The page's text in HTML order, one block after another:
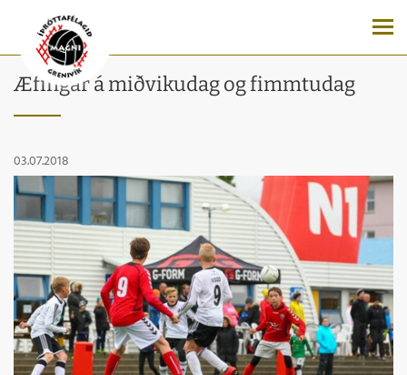
Æfingar á miðvikudag og fimmtudag
03.07.2018